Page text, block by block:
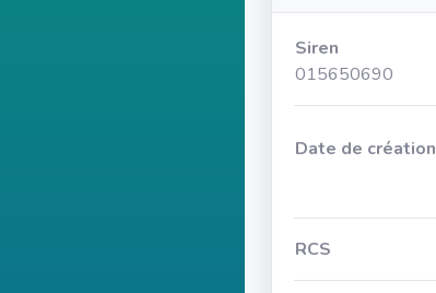
Siren
015650690
Date de création
RCS